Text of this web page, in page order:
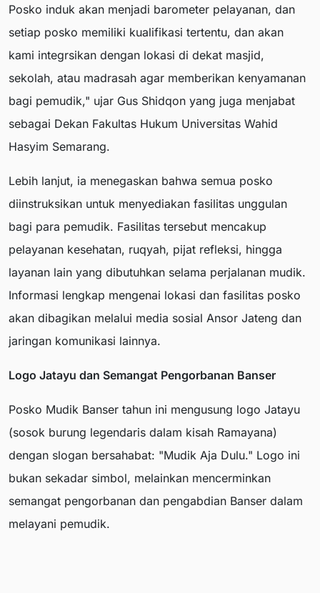
Posko induk akan menjadi barometer pelayanan, dan
setiap posko memiliki kualifikasi tertentu, dan akan
kami integrsikan dengan lokasi di dekat masjid,
sekolah, atau madrasah agar memberikan kenyamanan
bagi pemudik," ujar Gus Shidqon yang juga menjabat
sebagai Dekan Fakultas Hukum Universitas Wahid
Hasyim Semarang.
Lebih lanjut, ia menegaskan bahwa semua posko
diinstruksikan untuk menyediakan fasilitas unggulan
bagi para pemudik. Fasilitas tersebut mencakup
pelayanan kesehatan, ruqyah, pijat refleksi, hingga
layanan lain yang dibutuhkan selama perjalanan mudik.
Informasi lengkap mengenai lokasi dan fasilitas posko
akan dibagikan melalui media sosial Ansor Jateng dan
jaringan komunikasi lainnya.
Logo Jatayu dan Semangat Pengorbanan Banser
Posko Mudik Banser tahun ini mengusung logo Jatayu
(sosok burung legendaris dalam kisah Ramayana)
dengan slogan bersahabat: "Mudik Aja Dulu." Logo ini
bukan sekadar simbol, melainkan mencerminkan
semangat pengorbanan dan pengabdian Banser dalam
melayani pemudik.